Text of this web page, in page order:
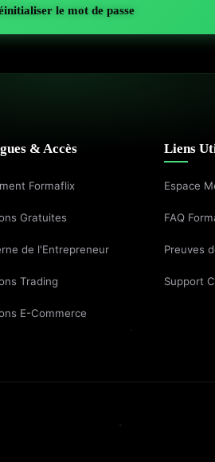
le mot de passe
& Accès
Formaflix
Gratuites
de l'Entrepreneur
Trading
E-Commerce
Liens
Espace
FAQ
Preuves
Support